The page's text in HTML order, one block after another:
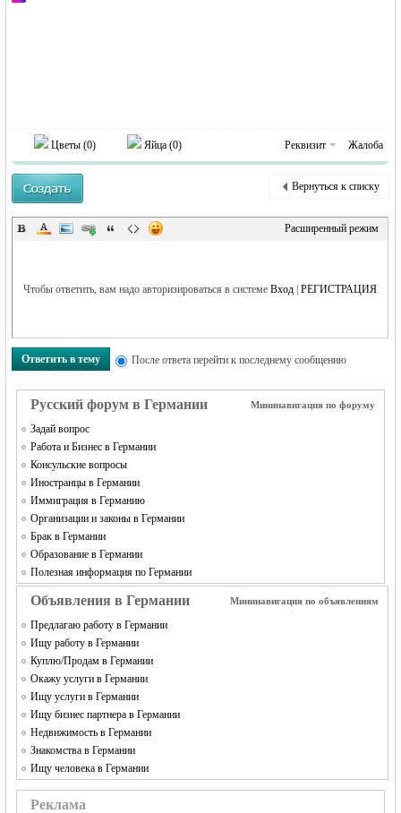
Цветы (0) Яйца (0) Реквизит Жалоба
Вернуться к списку
Расширенный режим
Чтобы ответить, вам надо авторизироваться в системеВход |РЕГИСТРАЦИЯ
Ответить в тему После ответа перейти к последнему сообщению
Русский форум в Германии Мининавигация по форуму
Задай вопрос
Работа и Бизнес в Германии
Консульские вопросы
Иностранцы в Германии
Иммиграция в Германию
Организации и законы в Германии
Брак в Германии
Образование в Германии
Полезная информация по Германии
Объявления в Германии Мининавигация по объявлениям
Предлагаю работу в Германии
Ищу работу в Германии
Куплю/Продам в Германии
Окажу услуги в Германии
Ищу услуги в Германии
Ищу бизнес партнера в Германии
Недвижимость в Германии
Знакомства в Германии
Ищу человека в Германии
Реклама